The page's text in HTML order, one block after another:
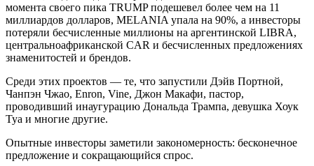
момента своего пика TRUMP подешевел более чем на 11
миллиардов долларов, MELANIA упала на 90%, а инвесторы
потеряли бесчисленные миллионы на аргентинской LIBRA,
центральноафриканской CAR и бесчисленных предложениях
знаменитостей и брендов.
Среди этих проектов — те, что запустили Дэйв Портной,
Чанпэн Чжао, Enron, Vine, Джон Макафи, пастор,
проводивший инаугурацию Дональда Трампа, девушка Хоук
Туа и многие другие.
Опытные инвесторы заметили закономерность: бесконечное
предложение и сокращающийся спрос.